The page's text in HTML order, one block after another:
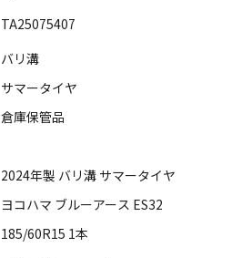
TA25075407
バリ溝
サマータイヤ
倉庫保管品
2024年製 バリ溝 サマータイヤ
ヨコハマ ブルーアース ES32
185/60R15 1本